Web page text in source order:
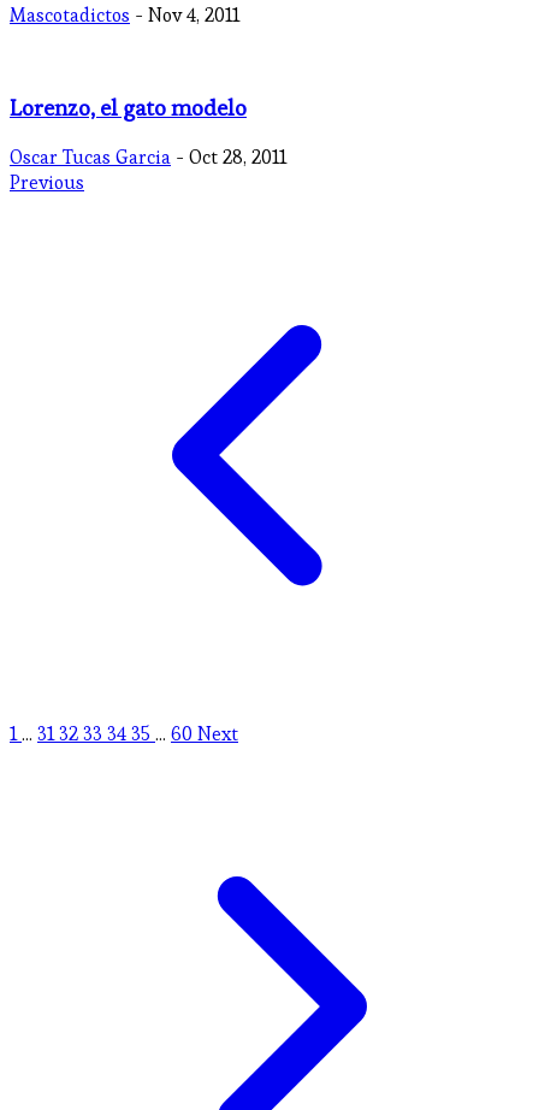
Mascotadictos - Nov 4, 2011
Lorenzo, el gato modelo
Oscar Tucas Garcia - Oct 28, 2011
Previous
1... 313233 3435 ... 60 Next